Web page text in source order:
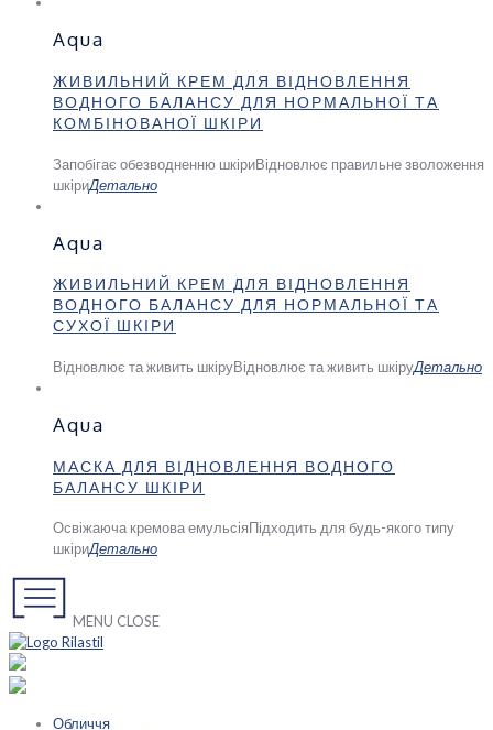
Aqua
ЖИВИЛЬНИЙ КРЕМ ДЛЯ ВІДНОВЛЕННЯ
ВОДНОГО БАЛАНСУ ДЛЯ НОРМАЛЬНОЇ ТА
КОМБІНОВАНОЇ ШКІРИ
Запобігає обезводненню шкіриВідновлює правильне зволоження
шкіриДетально
Aqua
ЖИВИЛЬНИЙ КРЕМ ДЛЯ ВІДНОВЛЕННЯ
ВОДНОГО БАЛАНСУ ДЛЯ НОРМАЛЬНОЇ ТА
СУХОЇ ШКІРИ
Відновлює та живить шкіруВідновлює та живить шкіруДетально
Aqua
МАСКА ДЛЯ ВІДНОВЛЕННЯ ВОДНОГО
БАЛАНСУ ШКІРИ
Освіжаюча кремова емульсіяПідходить для будь-якого типу
шкіриДетально
MENU CLOSE
Обличчя